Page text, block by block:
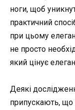
ноги, щоб
практичний
при цьому
не просто
який цінує
Деякі
припускають,